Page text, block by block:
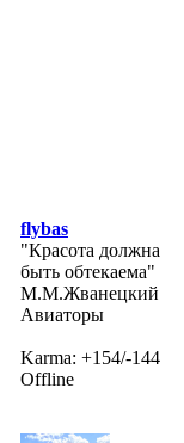
flybas
"Красота должна
быть обтекаема"
М.М.Жванецкий
Авиаторы
Karma: +154/-144
Offline